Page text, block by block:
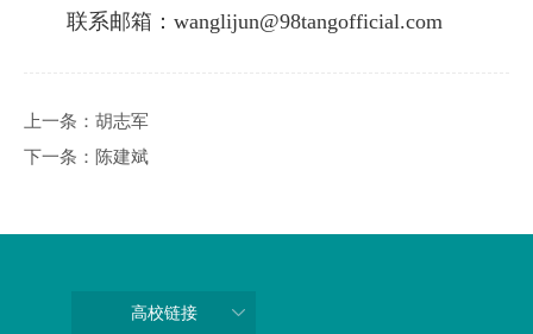
联系邮箱： wanglijun@98tangofficial.com
上一条： 胡志军
下一条： 陈建斌
高校链接